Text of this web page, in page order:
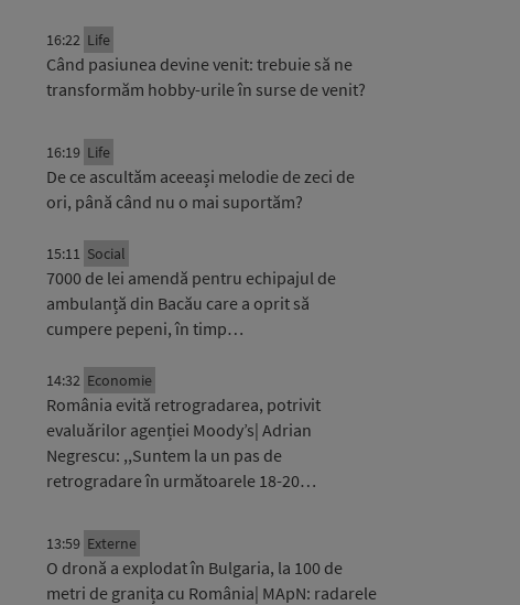
16:22 Life
Când pasiunea devine venit: trebuie să ne
transformăm hobby-urile în surse de venit?
16:19 Life
De ce ascultăm aceeași melodie de zeci de
ori, până când nu o mai suportăm?
15:11 Social
7000 de lei amendă pentru echipajul de
ambulanță din Bacău care a oprit să
cumpere pepeni, în timp…
14:32 Economie
România evită retrogradarea, potrivit
evaluărilor agenției Moody’s| Adrian
Negrescu: ,,Suntem la un pas de
retrogradare în următoarele 18-20…
13:59 Externe
O dronă a explodat în Bulgaria, la 100 de
metri de granița cu România| MApN: radarele